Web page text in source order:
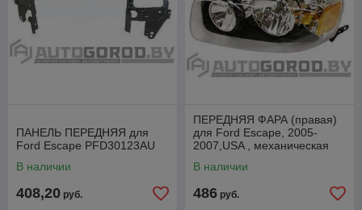
ПАНЕЛЬ ПЕРЕДНЯЯ для
Ford Escape PFD30123AU
В наличии
408,20 руб.
ПЕРЕДНЯЯ ФАРА (правая)
для Ford Escape, 2005-
2007,USA , механическая
ZFD1138R
В наличии
486 руб.